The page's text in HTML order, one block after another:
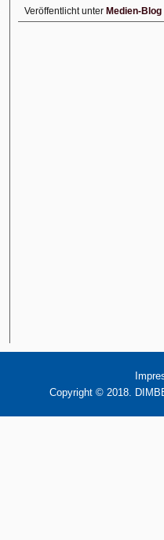
Veröffentlicht unter Medien-Blog
Copyright © 2018.